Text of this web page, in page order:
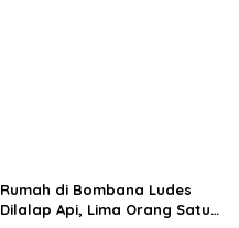
Rumah di Bombana Ludes
Dilalap Api, Lima Orang Satu